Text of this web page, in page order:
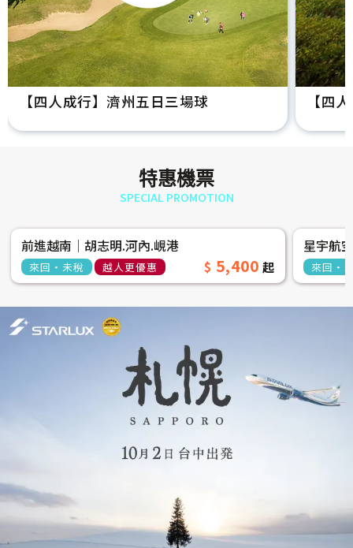
【四人成行】濟州五日三場球 【四
特惠機票
SPECIAL PROMOTION
前進越南│胡志明.河內.峴港
來回‧未稅 越人更優惠 5,400
星宇航
來回‧